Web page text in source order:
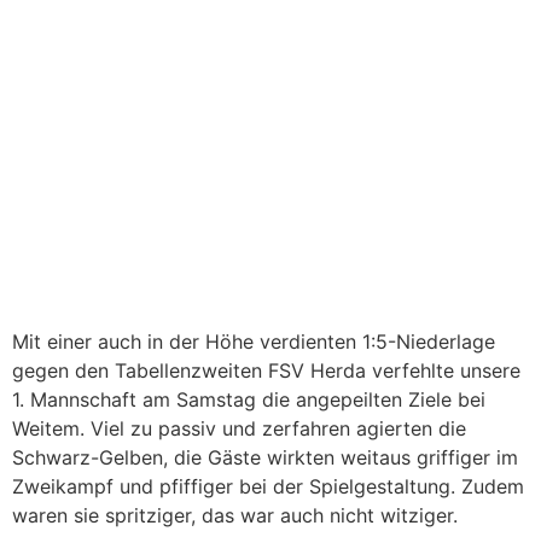
Mit einer auch in der Höhe verdienten 1:5-Niederlage
gegen den Tabellenzweiten FSV Herda verfehlte unsere
1. Mannschaft am Samstag die angepeilten Ziele bei
Weitem. Viel zu passiv und zerfahren agierten die
Schwarz-Gelben, die Gäste wirkten weitaus griffiger im
Zweikampf und pfiffiger bei der Spielgestaltung. Zudem
waren sie spritziger, das war auch nicht witziger.